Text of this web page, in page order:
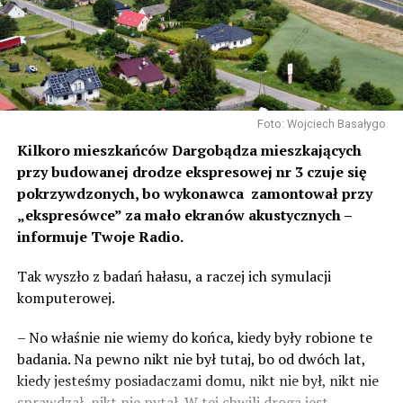
Foto: Wojciech Basałygo
Kilkoro mieszkańców Dargobądza mieszkających
przy budowanej drodze ekspresowej nr 3 czuje się
pokrzywdzonych, bo wykonawca zamontował przy
„ekspresówce” za mało ekranów akustycznych –
informuje Twoje Radio.
Tak wyszło z badań hałasu, a raczej ich symulacji
komputerowej.
– No właśnie nie wiemy do końca, kiedy były robione te
badania. Na pewno nikt nie był tutaj, bo od dwóch lat,
kiedy jesteśmy posiadaczami domu, nikt nie był, nikt nie